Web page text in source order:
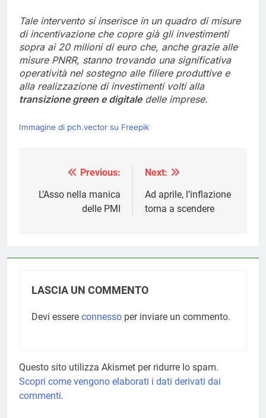
Tale intervento si inserisce in un quadro di misure
di incentivazione che copre già gli investimenti
sopra ai 20 milioni di euro che, anche grazie alle
misure PNRR, stanno trovando una significativa
operatività nel sostegno alle filiere produttive e
alla realizzazione di investimenti volti alla
transizione green e digitaledelle imprese.
Immagine di pch.vector su Freepik
Navigazione
articoli
Previous:
L’Asso nella manica
delle PMI
Next:
Ad aprile, l’inflazione
torna a scendere
LASCIA UN COMMENTO
Devi essere connesso per inviare un commento.
Questo sito utilizza Akismet per ridurre lo spam.
Scopri come vengono elaborati i dati derivati dai
commenti.